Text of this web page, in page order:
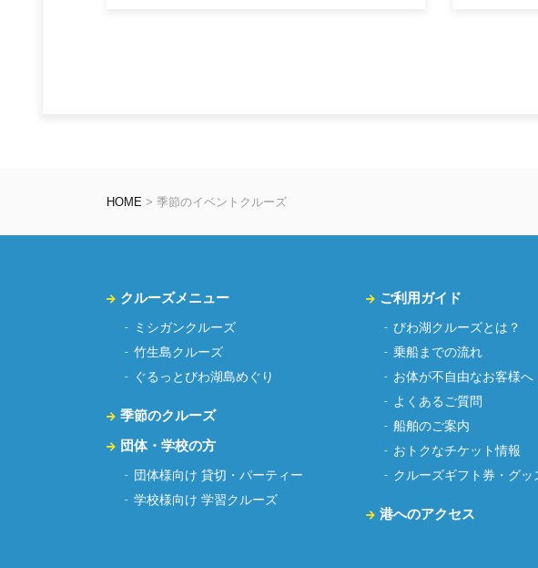
HOME > 季節のイベントクルーズ
クルーズメニュー
ミシガンクルーズ
竹生島クルーズ
ぐるっとびわ湖島めぐり
季節のクルーズ
団体・学校の方
団体様向け 貸切・パーティー
学校様向け 学習クルーズ
ご利用ガイド
びわ湖クルーズとは？
乗船までの流れ
お体が不自由なお客様へ
よくあるご質問
船舶のご案内
おトクなチケット情報
クルーズギフト券・グッ
港へのアクセス